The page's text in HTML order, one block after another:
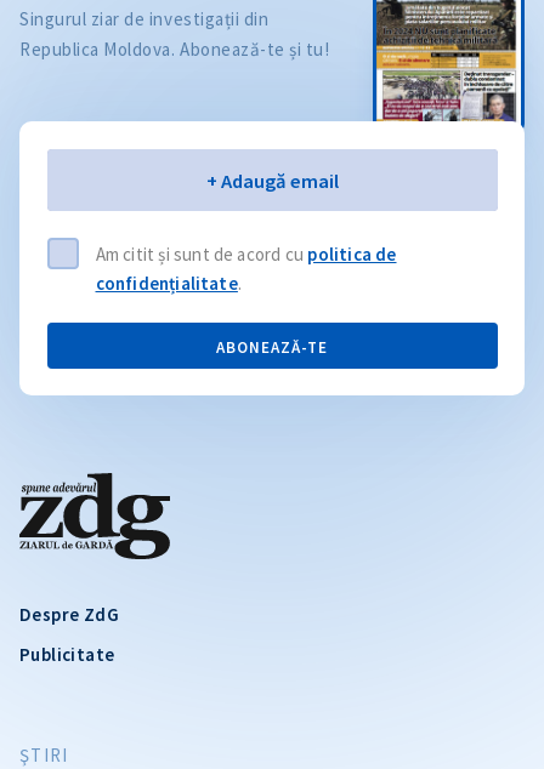
Despre ZdG
Publicitate
ŞTIRI
Singurul ziar de investigații din
Republica Moldova. Abonează-te și tu!
+ Adaugă email
Am citit și sunt de acord cu politica de
confidențialitate.
ABONEAZĂ-TE